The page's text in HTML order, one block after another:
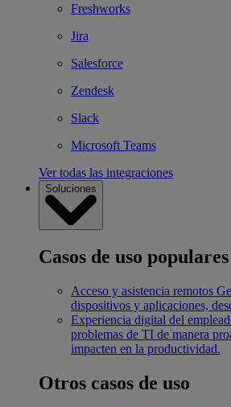
Freshworks
Jira
Salesforce
Zendesk
Slack
Microsoft Teams
Ver todas las integraciones
Soluciones
Casos de uso populares
Acceso y asistencia remotos
dispositivos y aplicaciones,
Experiencia digital del
problemas de TI de manera
impacten en la productividad.
Otros casos de uso